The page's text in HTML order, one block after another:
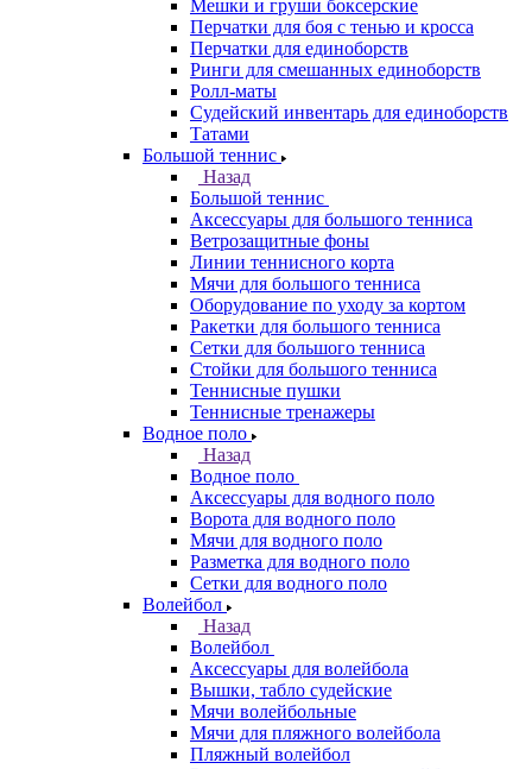
Мешки и груши боксерские
Перчатки для боя с тенью и кросса
Перчатки для единоборств
Ринги для смешанных единоборств
Ролл-маты
Судейский инвентарь для единоборств
Татами
Большой теннис
Назад
Большой теннис
Аксессуары для большого тенниса
Ветрозащитные фоны
Линии теннисного корта
Мячи для большого тенниса
Оборудование по уходу за кортом
Ракетки для большого тенниса
Сетки для большого тенниса
Стойки для большого тенниса
Теннисные пушки
Теннисные тренажеры
Водное поло
Назад
Водное поло
Аксессуары для водного поло
Ворота для водного поло
Мячи для водного поло
Разметка для водного поло
Сетки для водного поло
Волейбол
Назад
Волейбол
Аксессуары для волейбола
Вышки, табло судейские
Мячи волейбольные
Мячи для пляжного волейбола
Пляжный волейбол